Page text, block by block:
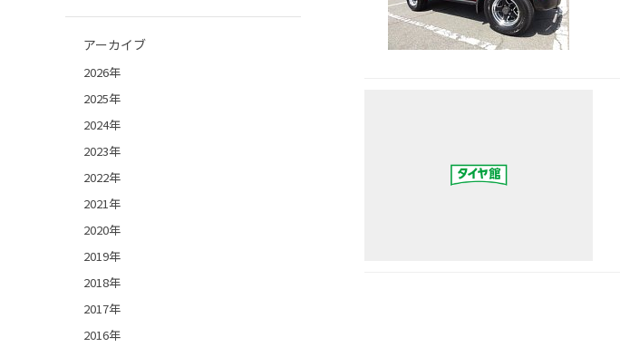
アーカイブ
2026年
2025年
2024年
2023年
2022年
2021年
2020年
2019年
2018年
2017年
2016年